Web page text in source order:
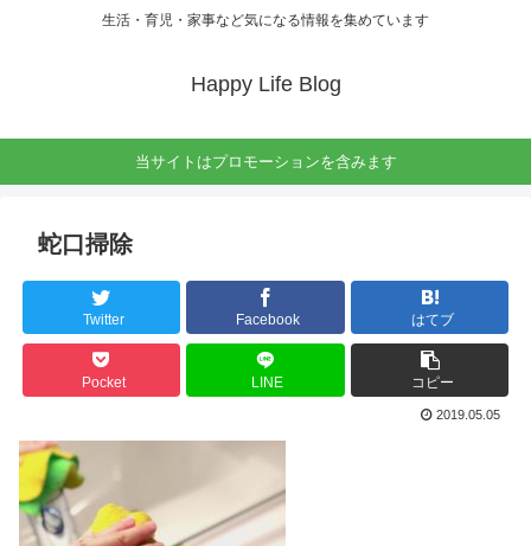
生活・育児・家事など気になる情報を集めています
Happy Life Blog
当サイトはプロモーションを含みます
蛇口掃除
Twitter Facebook はてブ
Pocket LINE コピー
2019.05.05